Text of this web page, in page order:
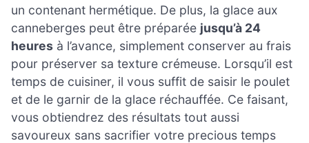
un contenant hermétique. De plus, la glace aux
canneberges peut être préparée jusqu’à 24
heures à l’avance, simplement conserver au frais
pour préserver sa texture crémeuse. Lorsqu’il est
temps de cuisiner, il vous suffit de saisir le poulet
et de le garnir de la glace réchauffée. Ce faisant,
vous obtiendrez des résultats tout aussi
savoureux sans sacrifier votre precious temps